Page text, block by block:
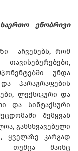
ენობრივი
აჩვენებს, რომ
უნდა
პარაგრაფების
ლექსიკური და
და სინტაქსური
შემყვან
განსხვავებული
ყველაზე კარგად
თუმცა მაინც